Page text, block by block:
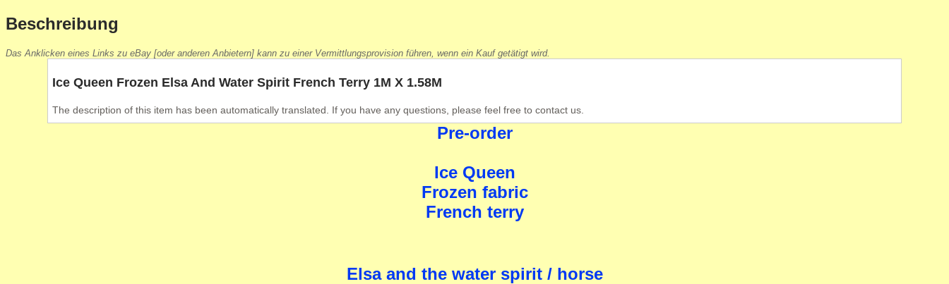
Beschreibung
Das Anklicken eines Links zu eBay [oder anderen Anbietern] kann zu einer Vermittlungsprovision führen, wenn ein Kauf getätigt wird.
Ice Queen Frozen Elsa And Water Spirit French Terry 1M X 1.58M
The description of this item has been automatically translated. If you have any questions, please feel free to contact us.
Pre-order
Ice Queen
Frozen fabric
French terry
Elsa and the water spirit / horse